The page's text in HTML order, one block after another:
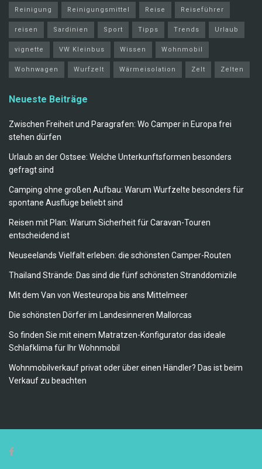
Reinigung Reinigungsmittel Reise Reiseführer
reisen Sardinien Sport Tipps Trends Urlaub
vignette VW Kleinbus Wissen Wohnmobil
Wohnwagen Wurfzelt Wärmeisolation Zelt Zelten
Neueste Beiträge
Zwischen Freiheit und Paragrafen: Wo Camper in Europa frei
stehen dürfen
Urlaub an der Ostsee: Welche Unterkunftsformen besonders
gefragt sind
Camping ohne großen Aufbau: Warum Wurfzelte besonders für
spontane Ausflüge beliebt sind
Reisen mit Plan: Warum Sicherheit für Caravan-Touren
entscheidend ist
Neuseelands Vielfalt erleben: die schönsten Camper-Routen
Thailand Strände: Das sind die fünf schönsten Stranddomizile
Mit dem Van von Westeuropa bis ans Mittelmeer
Die schönsten Dörfer im Landesinneren Mallorcas
So finden Sie mit einem Matratzen-Konfigurator das ideale
Schlafklima für Ihr Wohnmobil
Wohnmobilverkauf privat oder über einen Händler? Das ist beim
Verkauf zu beachten